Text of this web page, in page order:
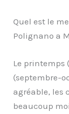
Quel est le
Polignano a
Le printemps
(septembre-
agréable, les
beaucoup